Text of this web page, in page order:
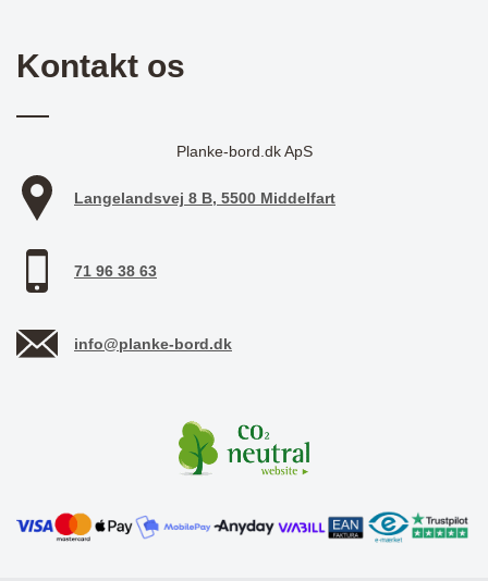
Kontakt os
Planke-bord.dk ApS
Langelandsvej 8 B, 5500 Middelfart
71 96 38 63
info@planke-bord.dk